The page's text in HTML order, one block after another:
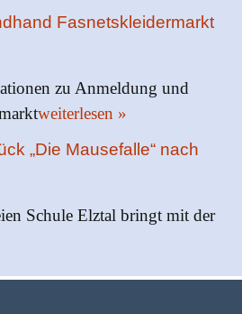
Fasnetskleidermarkt
zu Anmeldung und
weiterlesen »
„Die Mausefalle“ nach
Schule Elztal bringt mit der